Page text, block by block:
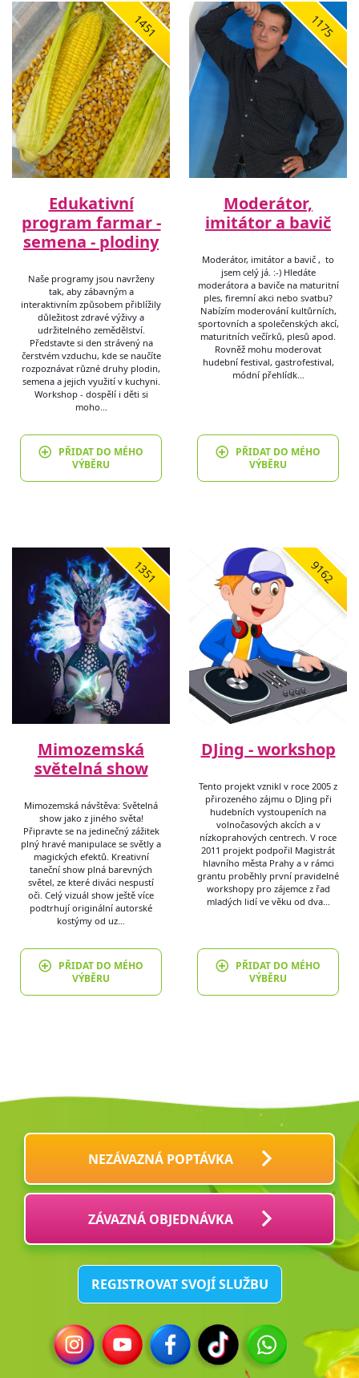
1451
Edukativní
program farmar -
semena - plodiny
Naše programy jsou navrženy
tak, aby zábavným a
interaktivním způsobem přiblížily
důležitost zdravé výživy a
udržitelného zemědělství.
Představte si den strávený na
čerstvém vzduchu, kde se naučíte
rozpoznávat různé druhy plodin,
semena a jejich využití v kuchyni.
Workshop - dospělí i děti si
moho…
PŘIDAT DO MÉHO
VÝBĚRU
1175
Moderátor,
imitátor a bavič
Moderátor, imitátor a bavič , to
jsem celý já. :-) Hledáte
moderátora a baviče na maturitní
ples, firemní akci nebo svatbu?
Nabízím moderování kultůrních,
sportovních a společenských akcí,
maturitních večírků, plesů apod.
Rovněž mohu moderovat
hudební festival, gastrofestival,
módní přehlídk…
PŘIDAT DO MÉHO
VÝBĚRU
1351
Mimozemská
světelná show
Mimozemská návštěva: Světelná
show jako z jiného světa!
Připravte se na jedinečný zážitek
plný hravé manipulace se světly a
magických efektů. Kreativní
taneční show plná barevných
světel, ze které diváci nespustí
oči. Celý vizuál show ještě více
podtrhují originální autorské
kostýmy od uz…
PŘIDAT DO MÉHO
VÝBĚRU
9162
DJing - workshop
Tento projekt vznikl v roce 2005 z
přirozeného zájmu o DJing při
hudebních vystoupeních na
volnočasových akcích a v
nízkoprahových centrech. V roce
2011 projekt podpořil Magistrát
hlavního města Prahy a v rámci
grantu proběhly první pravidelné
workshopy pro zájemce z řad
mladých lidí ve věku od dva…
PŘIDAT DO MÉHO
VÝBĚRU
NEZÁVAZNÁ POPTÁVKA
ZÁVAZNÁ OBJEDNÁVKA
REGISTROVAT SVOJÍ SLUŽBU